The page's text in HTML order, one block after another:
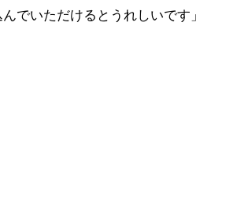
でいただけるとうれしいです」